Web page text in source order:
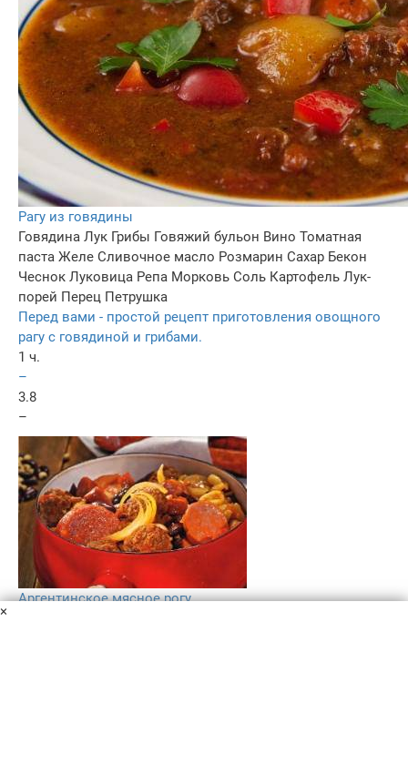
Рагу из говядины
Говядина Лук Грибы Говяжий бульон Вино Томатная
паста Желе Сливочное масло Розмарин Сахар Бекон
Чеснок Луковица Репа Морковь Соль Картофель Лук-
порей Перец Петрушка
Перед вами - простой рецепт приготовления овощного
рагу с говядиной и грибами.
1 ч.
–
3.8
–
Аргентинское мясное рогу
×